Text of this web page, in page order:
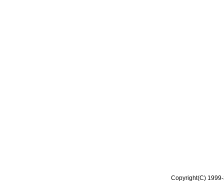
Copyright(C)